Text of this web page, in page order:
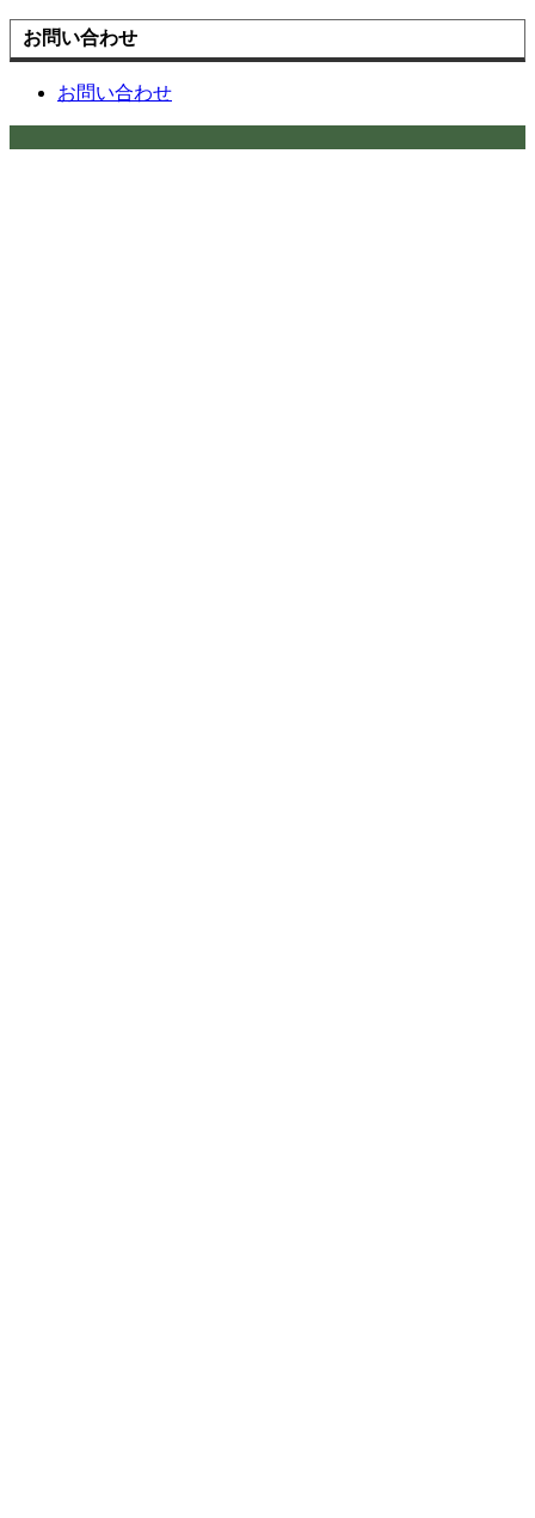
お問い合わせ
お問い合わせ